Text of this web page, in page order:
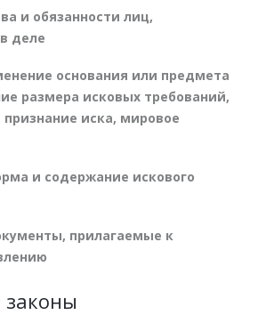
и обязанности лиц,
деле
основания или предмета
размера исковых требований,
признание иска, мировое
и содержание искового
прилагаемые к